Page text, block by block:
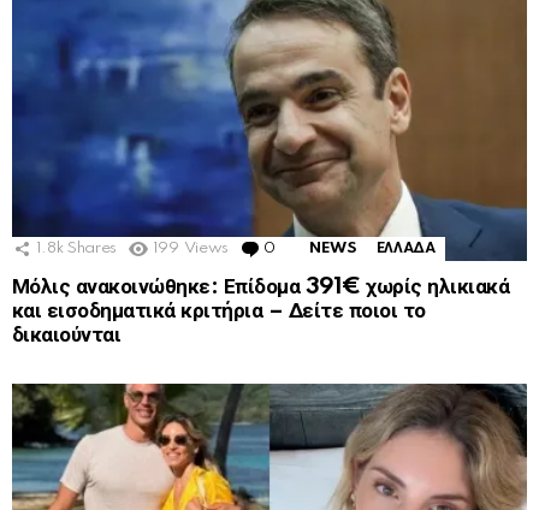
1.8k Shares 199 Views 0 Comments
NEWS ΕΛΛΑΔΑ
Μόλις ανακοινώθηκε: Επίδομα 391€ χωρίς ηλικιακά
και εισοδηματικά κριτήρια – Δείτε ποιοι το
δικαιούνται